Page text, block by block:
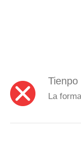
Tienpo
La